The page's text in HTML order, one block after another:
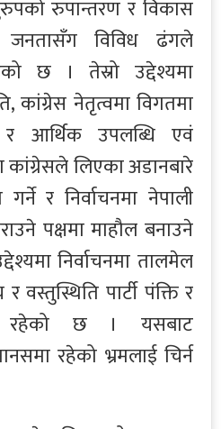
रुपान्तरण र विकास
जनतासँग विविध ढंगले
छ । तेस्रो उद्देश्यमा
कांग्रेस नेतृत्वमा विगतमा
आर्थिक उपलब्धि एवं
लिएका अडानबारे
र निर्वाचनमा नेपाली
पक्षमा माहौल बनाउने
निर्वाचनमा तालमेल
वस्तुस्थिति पार्टी पंक्ति र
रहेको छ । यसबाट
रहेको भ्रमलाई चिर्न